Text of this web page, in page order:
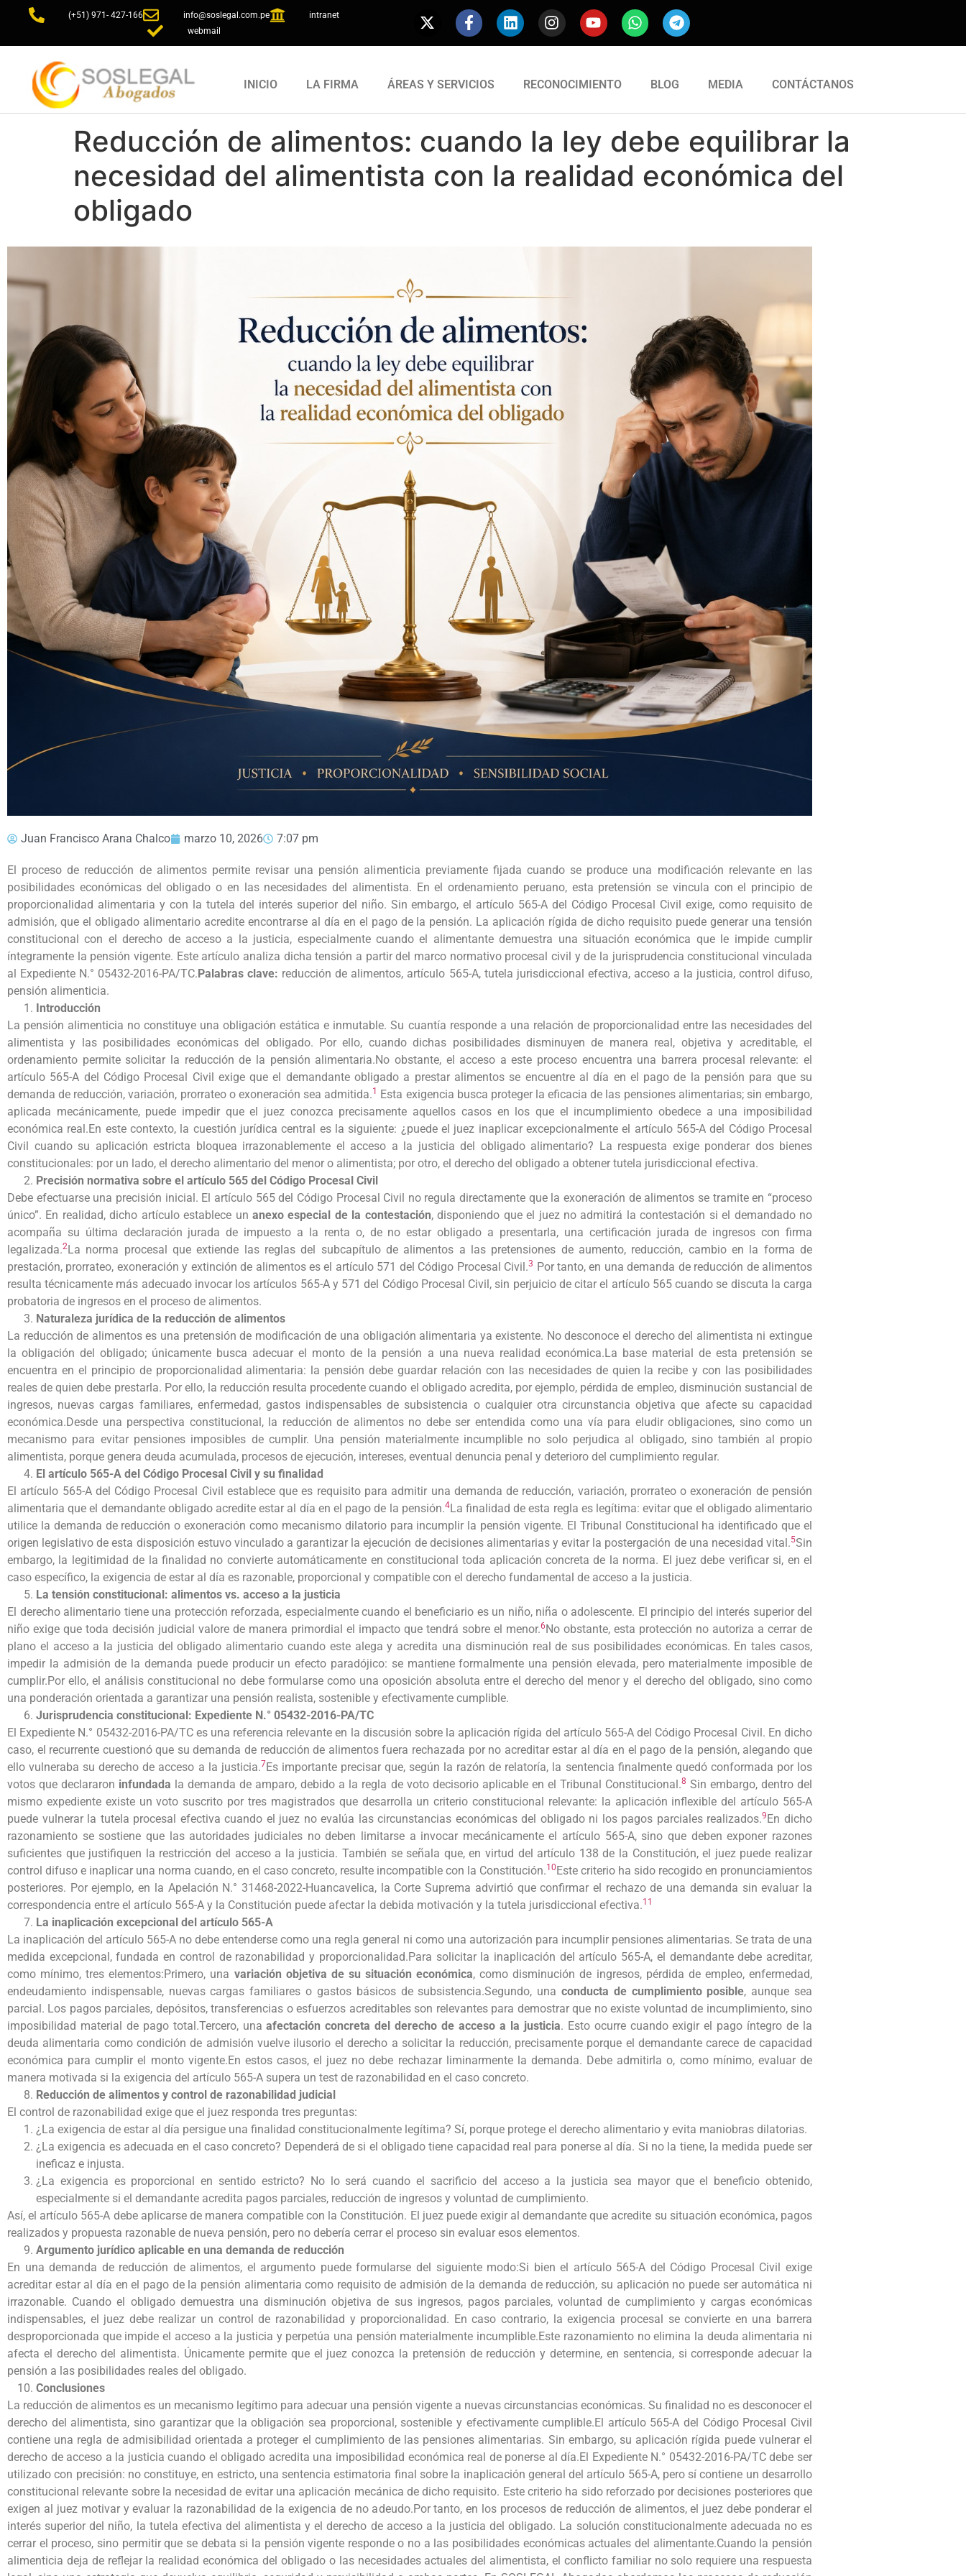
(+51) 971- 427-166 info@soslegal.com.pe
intranet
webmail
INICIO LA FIRMA ÁREAS Y SERVICIOS RECONOCIMIENTO BLOG MEDIA CONTÁCTANOS
Reducción de alimentos: cuando la ley debe equilibrar la
necesidad del alimentista con la realidad económica del
obligado
Juan Francisco Arana Chalco marzo 10, 2026 7:07 pm
El proceso de reducción de alimentos permite revisar una pensión alimenticia previamente fijada cuando se produce una modificación relevante en las
posibilidades económicas del obligado o en las necesidades del alimentista. En el ordenamiento peruano, esta pretensión se vincula con el principio de
proporcionalidad alimentaria y con la tutela del interés superior del niño. Sin embargo, el artículo 565-A del Código Procesal Civil exige, como requisito de
admisión, que el obligado alimentario acredite encontrarse al día en el pago de la pensión. La aplicación rígida de dicho requisito puede generar una tensión
constitucional con el derecho de acceso a la justicia, especialmente cuando el alimentante demuestra una situación económica que le impide cumplir
íntegramente la pensión vigente. Este artículo analiza dicha tensión a partir del marco normativo procesal civil y de la jurisprudencia constitucional vinculada
al Expediente N.° 05432-2016-PA/TC. Palabras clave: reducción de alimentos, artículo 565-A, tutela jurisdiccional efectiva, acceso a la justicia, control difuso,
pensión alimenticia.
Introducción
La pensión alimenticia no constituye una obligación estática e inmutable. Su cuantía responde a una relación de proporcionalidad entre las necesidades del
alimentista y las posibilidades económicas del obligado. Por ello, cuando dichas posibilidades disminuyen de manera real, objetiva y acreditable, el
ordenamiento permite solicitar la reducción de la pensión alimentaria.No obstante, el acceso a este proceso encuentra una barrera procesal relevante: el
artículo 565-A del Código Procesal Civil exige que el demandante obligado a prestar alimentos se encuentre al día en el pago de la pensión para que su
demanda de reducción, variación, prorrateo o exoneración sea admitida.1
Esta exigencia busca proteger la eficacia de las pensiones alimentarias; sin embargo,
aplicada mecánicamente, puede impedir que el juez conozca precisamente aquellos casos en los que el incumplimiento obedece a una imposibilidad
económica real.En este contexto, la cuestión jurídica central es la siguiente: ¿puede el juez inaplicar excepcionalmente el artículo 565-A del Código Procesal
Civil cuando su aplicación estricta bloquea irrazonablemente el acceso a la justicia del obligado alimentario? La respuesta exige ponderar dos bienes
constitucionales: por un lado, el derecho alimentario del menor o alimentista; por otro, el derecho del obligado a obtener tutela jurisdiccional efectiva.
Precisión normativa sobre el artículo 565 del Código Procesal Civil
Debe efectuarse una precisión inicial. El artículo 565 del Código Procesal Civil no regula directamente que la exoneración de alimentos se tramite en “proceso
único”. En realidad, dicho artículo establece unanexo especial de la contestación, disponiendo que el juez no admitirá la contestación si el demandado no
acompaña su última declaración jurada de impuesto a la renta o, de no estar obligado a presentarla, una certificación jurada de ingresos con firma
legalizada.2 La norma procesal que extiende las reglas del subcapítulo de alimentos a las pretensiones de aumento, reducción, cambio en la forma de
prestación, prorrateo, exoneración y extinción de alimentos es el artículo 571 del Código Procesal Civil.3
Por tanto, en una demanda de reducción de alimentos
resulta técnicamente más adecuado invocar los artículos 565-A y 571 del Código Procesal Civil, sin perjuicio de citar el artículo 565 cuando se discuta la carga
probatoria de ingresos en el proceso de alimentos.
Naturaleza jurídica de la reducción de alimentos
La reducción de alimentos es una pretensión de modificación de una obligación alimentaria ya existente. No desconoce el derecho del alimentista ni extingue
la obligación del obligado; únicamente busca adecuar el monto de la pensión a una nueva realidad económica.La base material de esta pretensión se
encuentra en el principio de proporcionalidad alimentaria: la pensión debe guardar relación con las necesidades de quien la recibe y con las posibilidades
reales de quien debe prestarla. Por ello, la reducción resulta procedente cuando el obligado acredita, por ejemplo, pérdida de empleo, disminución sustancial de
ingresos, nuevas cargas familiares, enfermedad, gastos indispensables de subsistencia o cualquier otra circunstancia objetiva que afecte su capacidad
económica.Desde una perspectiva constitucional, la reducción de alimentos no debe ser entendida como una vía para eludir obligaciones, sino como un
mecanismo para evitar pensiones imposibles de cumplir. Una pensión materialmente incumplible no solo perjudica al obligado, sino también al propio
alimentista, porque genera deuda acumulada, procesos de ejecución, intereses, eventual denuncia penal y deterioro del cumplimiento regular.
El artículo 565-A del Código Procesal Civil y su finalidad
El artículo 565-A del Código Procesal Civil establece que es requisito para admitir una demanda de reducción, variación, prorrateo o exoneración de pensión
alimentaria que el demandante obligado acredite estar al día en el pago de la pensión.4La finalidad de esta regla es legítima: evitar que el obligado alimentario
utilice la demanda de reducción o exoneración como mecanismo dilatorio para incumplir la pensión vigente. El Tribunal Constitucional ha identificado que el
origen legislativo de esta disposición estuvo vinculado a garantizar la ejecución de decisiones alimentarias y evitar la postergación de una necesidad vital.5Sin
embargo, la legitimidad de la finalidad no convierte automáticamente en constitucional toda aplicación concreta de la norma. El juez debe verificar si, en el
caso específico, la exigencia de estar al día es razonable, proporcional y compatible con el derecho fundamental de acceso a la justicia.
La tensión constitucional: alimentos vs. acceso a la justicia
El derecho alimentario tiene una protección reforzada, especialmente cuando el beneficiario es un niño, niña o adolescente. El principio del interés superior del
niño exige que toda decisión judicial valore de manera primordial el impacto que tendrá sobre el menor.6 No obstante, esta protección no autoriza a cerrar de
plano el acceso a la justicia del obligado alimentario cuando este alega y acredita una disminución real de sus posibilidades económicas. En tales casos,
impedir la admisión de la demanda puede producir un efecto paradójico: se mantiene formalmente una pensión elevada, pero materialmente imposible de
cumplir.Por ello, el análisis constitucional no debe formularse como una oposición absoluta entre el derecho del menor y el derecho del obligado, sino como
una ponderación orientada a garantizar una pensión realista, sostenible y efectivamente cumplible.
Jurisprudencia constitucional: Expediente N.° 05432-2016-PA/TC
El Expediente N.° 05432-2016-PA/TC es una referencia relevante en la discusión sobre la aplicación rígida del artículo 565-A del Código Procesal Civil. En dicho
caso, el recurrente cuestionó que su demanda de reducción de alimentos fuera rechazada por no acreditar estar al día en el pago de la pensión, alegando que
ello vulneraba su derecho de acceso a la justicia.7 Es importante precisar que, según la razón de relatoría, la sentencia finalmente quedó conformada por los
votos que declararon infundada la demanda de amparo, debido a la regla de voto decisorio aplicable en el Tribunal Constitucional.8 Sin embargo, dentro del
mismo expediente existe un voto suscrito por tres magistrados que desarrolla un criterio constitucional relevante: la aplicación inflexible del artículo 565-A
puede vulnerar la tutela procesal efectiva cuando el juez no evalúa las circunstancias económicas del obligado ni los pagos parciales realizados.9 En dicho
razonamiento se sostiene que las autoridades judiciales no deben limitarse a invocar mecánicamente el artículo 565-A, sino que deben exponer razones
suficientes que justifiquen la restricción del acceso a la justicia. También se señala que, en virtud del artículo 138 de la Constitución, el juez puede realizar
control difuso e inaplicar una norma cuando, en el caso concreto, resulte incompatible con la Constitución.10 Este criterio ha sido recogido en pronunciamientos
posteriores. Por ejemplo, en la Apelación N.° 31468-2022-Huancavelica, la Corte Suprema advirtió que confirmar el rechazo de una demanda sin evaluar la
correspondencia entre el artículo 565-A y la Constitución puede afectar la debida motivación y la tutela jurisdiccional efectiva.11
La inaplicación excepcional del artículo 565-A
La inaplicación del artículo 565-A no debe entenderse como una regla general ni como una autorización para incumplir pensiones alimentarias. Se trata de una
medida excepcional, fundada en control de razonabilidad y proporcionalidad.Para solicitar la inaplicación del artículo 565-A, el demandante debe acreditar,
como mínimo, tres elementos:Primero, una variación objetiva de su situación económica, como disminución de ingresos, pérdida de empleo, enfermedad,
endeudamiento indispensable, nuevas cargas familiares o gastos básicos de subsistencia.Segundo, una conducta de cumplimiento posible, aunque sea
parcial. Los pagos parciales, depósitos, transferencias o esfuerzos acreditables son relevantes para demostrar que no existe voluntad de incumplimiento, sino
imposibilidad material de pago total.Tercero, unaafectación concreta del derecho de acceso a la justicia. Esto ocurre cuando exigir el pago íntegro de la
deuda alimentaria como condición de admisión vuelve ilusorio el derecho a solicitar la reducción, precisamente porque el demandante carece de capacidad
económica para cumplir el monto vigente.En estos casos, el juez no debe rechazar liminarmente la demanda. Debe admitirla o, como mínimo, evaluar de
manera motivada si la exigencia del artículo 565-A supera un test de razonabilidad en el caso concreto.
Reducción de alimentos y control de razonabilidad judicial
El control de razonabilidad exige que el juez responda tres preguntas:
¿La exigencia de estar al día persigue una finalidad constitucionalmente legítima? Sí, porque protege el derecho alimentario y evita maniobras dilatorias.
¿La exigencia es adecuada en el caso concreto? Dependerá de si el obligado tiene capacidad real para ponerse al día. Si no la tiene, la medida puede ser
ineficaz e injusta.
¿La exigencia es proporcional en sentido estricto? No lo será cuando el sacrificio del acceso a la justicia sea mayor que el beneficio obtenido,
especialmente si el demandante acredita pagos parciales, reducción de ingresos y voluntad de cumplimiento.
Así, el artículo 565-A debe aplicarse de manera compatible con la Constitución. El juez puede exigir al demandante que acredite su situación económica, pagos
realizados y propuesta razonable de nueva pensión, pero no debería cerrar el proceso sin evaluar esos elementos.
Argumento jurídico aplicable en una demanda de reducción
En una demanda de reducción de alimentos, el argumento puede formularse del siguiente modo:Si bien el artículo 565-A del Código Procesal Civil exige
acreditar estar al día en el pago de la pensión alimentaria como requisito de admisión de la demanda de reducción, su aplicación no puede ser automática ni
irrazonable. Cuando el obligado demuestra una disminución objetiva de sus ingresos, pagos parciales, voluntad de cumplimiento y cargas económicas
indispensables, el juez debe realizar un control de razonabilidad y proporcionalidad. En caso contrario, la exigencia procesal se convierte en una barrera
desproporcionada que impide el acceso a la justicia y perpetúa una pensión materialmente incumplible.Este razonamiento no elimina la deuda alimentaria ni
afecta el derecho del alimentista. Únicamente permite que el juez conozca la pretensión de reducción y determine, en sentencia, si corresponde adecuar la
pensión a las posibilidades reales del obligado.
Conclusiones
La reducción de alimentos es un mecanismo legítimo para adecuar una pensión vigente a nuevas circunstancias económicas. Su finalidad no es desconocer el
derecho del alimentista, sino garantizar que la obligación sea proporcional, sostenible y efectivamente cumplible.El artículo 565-A del Código Procesal Civil
contiene una regla de admisibilidad orientada a proteger el cumplimiento de las pensiones alimentarias. Sin embargo, su aplicación rígida puede vulnerar el
derecho de acceso a la justicia cuando el obligado acredita una imposibilidad económica real de ponerse al día.El Expediente N.° 05432-2016-PA/TC debe ser
utilizado con precisión: no constituye, en estricto, una sentencia estimatoria final sobre la inaplicación general del artículo 565-A, pero sí contiene un desarrollo
constitucional relevante sobre la necesidad de evitar una aplicación mecánica de dicho requisito. Este criterio ha sido reforzado por decisiones posteriores que
exigen al juez motivar y evaluar la razonabilidad de la exigencia de no adeudo.Por tanto, en los procesos de reducción de alimentos, el juez debe ponderar el
interés superior del niño, la tutela efectiva del alimentista y el derecho de acceso a la justicia del obligado. La solución constitucionalmente adecuada no es
cerrar el proceso, sino permitir que se debata si la pensión vigente responde o no a las posibilidades económicas actuales del alimentante.Cuando la pensión
alimenticia deja de reflejar la realidad económica del obligado o las necesidades actuales del alimentista, el conflicto familiar no solo requiere una respuesta